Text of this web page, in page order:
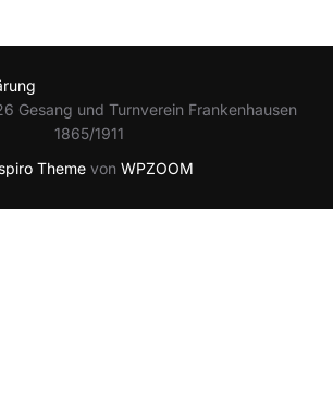
Gesang und Turnverein Frankenhausen
1865/1911
Theme von WPZOOM